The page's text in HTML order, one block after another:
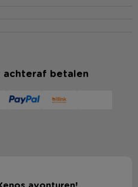
betalen
avonturen!